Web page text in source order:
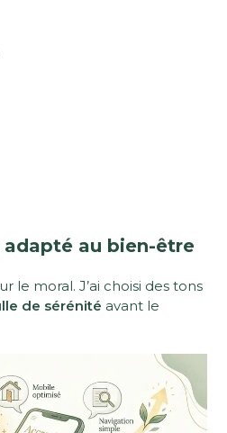
adapté au bien-être
le moral. J’ai choisi des tons
de sérénité avant le